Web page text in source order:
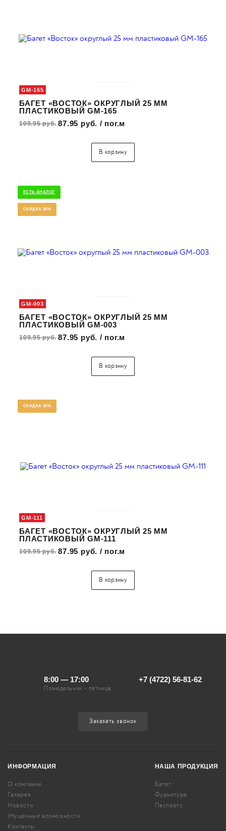
GM-165
БАГЕТ «ВОСТОК» ОКРУГЛЫЙ 25 ММ
ПЛАСТИКОВЫЙ GM-165
109.95 руб. 87.95 руб. / пог.м
В корзину
ЕСТЬ АНАЛОГ
СКИДКА 20%
GM-003
БАГЕТ «ВОСТОК» ОКРУГЛЫЙ 25 ММ
ПЛАСТИКОВЫЙ GM-003
109.95 руб. 87.95 руб. / пог.м
В корзину
СКИДКА 20%
GM-111
БАГЕТ «ВОСТОК» ОКРУГЛЫЙ 25 ММ
ПЛАСТИКОВЫЙ GM-111
109.95 руб. 87.95 руб. / пог.м
В корзину
8:00 — 17:00
Понедельник - пятница
+7 (4722) 56-81-62
Заказать звонок
ИНФОРМАЦИЯ
О компании
Галерея
Новости
Упущенные возможности
Контакты
НАША ПРОДУКЦИЯ
Багет
Фурнитура
Паспарту